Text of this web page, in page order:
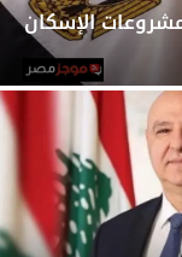
الإسكان